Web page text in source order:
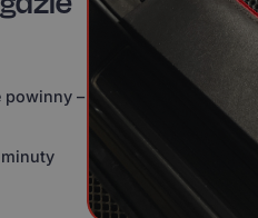
powinny –